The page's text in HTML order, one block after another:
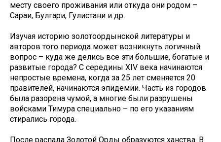
месту своего проживания или откуда они родом –
Сараи, Булгари, Гулистани и др.
Изучая историю золотоордынской литературы и
авторов того периода может возникнуть логичный
вопрос – куда же делись все эти большие, богатые и
развитые города? С середины XIV века начинаются
непростые времена, когда за 25 лет сменяется 20
правителей, начинаются эпидемии. Часть из городов
была разорена чумой, а многие были разрушены
войсками Тимура специально – по его указаниям
стирались города.
После распада Золотой Орды образуются ханства. В